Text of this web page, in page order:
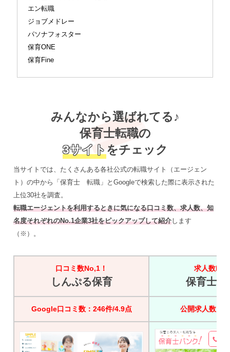
エン転職
ジョブメドレー
パソナフォスター
保育ONE
保育Fine
みんなから選ばれてる♪
保育士転職の
3サイト をチェック
当サイトでは、たくさんある各社公式の転職サイト（エージェン
ト）の中から「保育士 転職」とGoogleで検索した際に表示された
上位30社を調査。
転職エージェントを利用するときに気になる口コミ数、求人数、知
名度それぞれのNo.1企業3社をピックアップして紹介します
（※）。
口コミ数No,1！
しんぷる保育
求人数
保育士バ
Google口コミ数：246件/4.9点 公開求人数：